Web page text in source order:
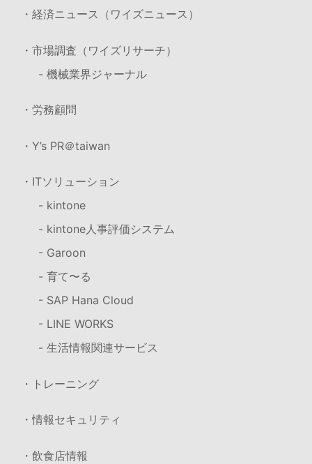
・経済ニュース（ワイズニュース）
・市場調査（ワイズリサーチ）
- 機械業界ジャーナル
・労務顧問
・Y’s PR＠taiwan
・ITソリューション
- kintone
- kintone人事評価システム
- Garoon
- 育て〜る
- SAP Hana Cloud
- LINE WORKS
- 生活情報関連サービス
・トレーニング
・情報セキュリティ
・飲食店情報